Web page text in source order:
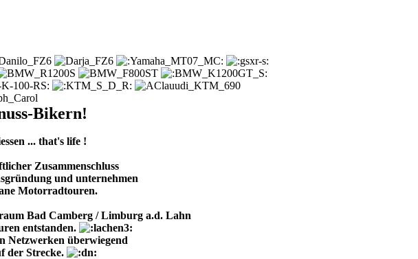
Bikern!
... that's life !
Zusammenschluss
und unternehmen
Motorradtouren.
Bad Camberg / Limburg a.d. Lahn
entstanden.
Netzwerken überwiegend
der Strecke.